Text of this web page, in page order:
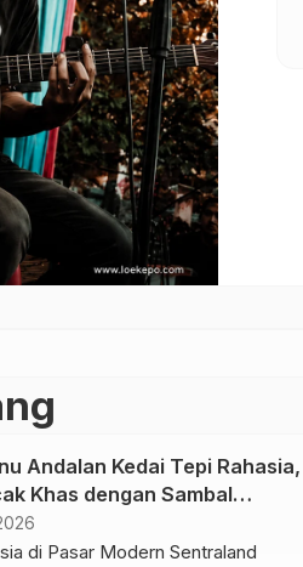
Andalan Kedai Tepi Rahasia,
Khas dengan Sambal
Tepi Rahasia
di Pasar Modern Sentraland